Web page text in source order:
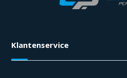
Klantenservice